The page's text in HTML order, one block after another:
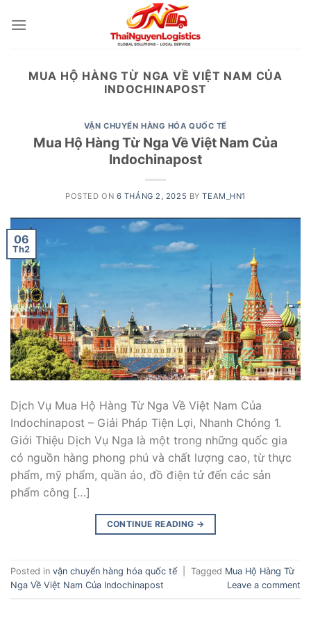
MUA HỘ HÀNG TỪ NGA VỀ VIỆT NAM CỦA
INDOCHINAPOST
VẬN CHUYỂN HÀNG HÓA QUỐC TẾ
Mua Hộ Hàng Từ Nga Về Việt Nam Của
Indochinapost
POSTED ON 6 THÁNG 2, 2025 BYTEAM_HN1
06
Th2
Dịch Vụ Mua Hộ Hàng Từ Nga Về Việt Nam Của
Indochinapost – Giải Pháp Tiện Lợi, Nhanh Chóng 1.
Giới Thiệu Dịch Vụ Nga là một trong những quốc gia
có nguồn hàng phong phú và chất lượng cao, từ thực
phẩm, mỹ phẩm, quần áo, đồ điện tử đến các sản
phẩm công […]
CONTINUE READING →
Posted in vận chuyển hàng hóa quốc tế Tagged Mua Hộ Hàng Từ
Nga Về Việt Nam Của Indochinapost
Leave a comment